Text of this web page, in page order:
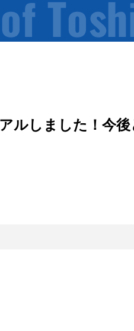
ルしました！今